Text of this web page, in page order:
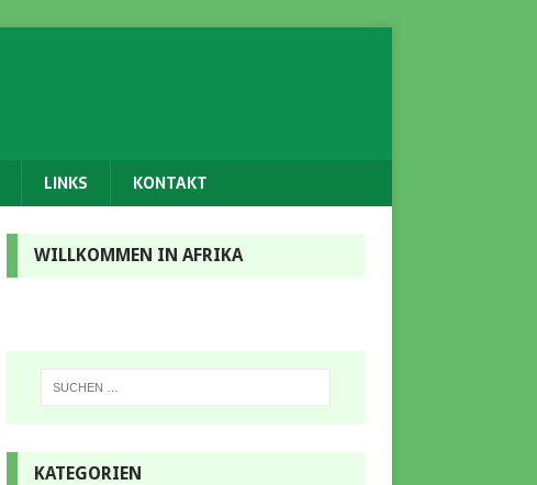
LINKS KONTAKT
WILLKOMMEN IN AFRIKA
KATEGORIEN